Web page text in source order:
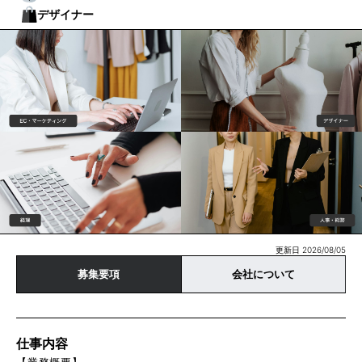
デザイナー
更新日 2026/08/05
募集要項 会社について
仕事内容